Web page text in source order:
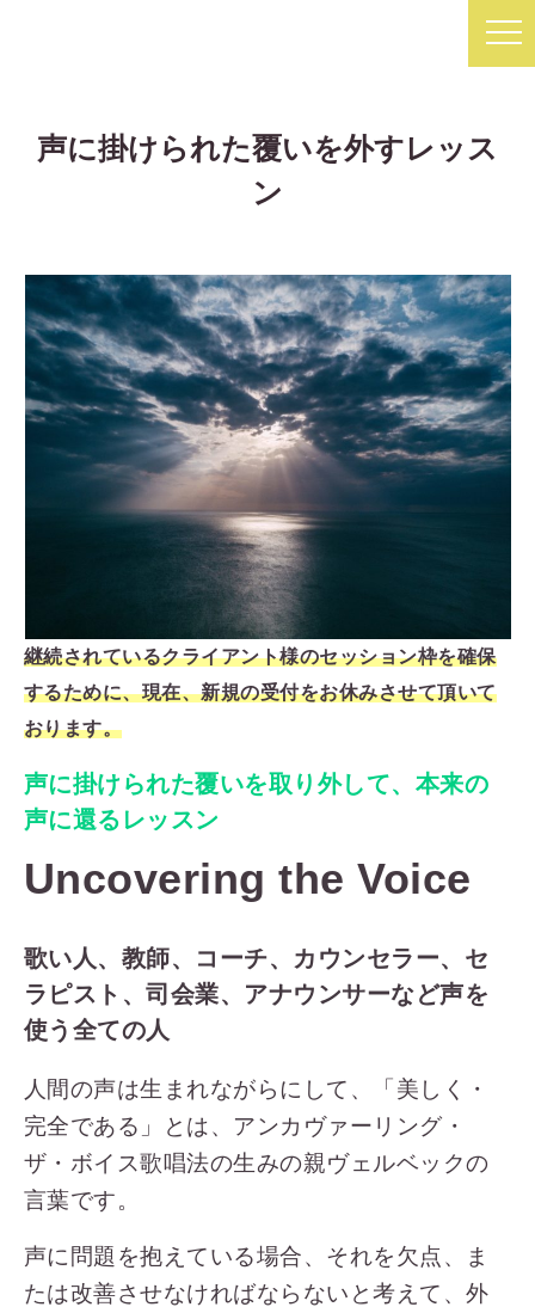
声に掛けられた覆いを外すレッス
ン
継続されているクライアント様のセッション枠を確保
するために、現在、新規の受付をお休みさせて頂いて
おります。
声に掛けられた覆いを取り外して、本来の
声に還るレッスン
Uncovering the Voice
歌い人、教師、コーチ、カウンセラー、セ
ラピスト、司会業、アナウンサーなど声を
使う全ての人
人間の声は生まれながらにして、「美しく・
完全である」とは、アンカヴァーリング・
ザ・ボイス歌唱法の生みの親ヴェルベックの
言葉です。
声に問題を抱えている場合、それを欠点、ま
たは改善させなければならないと考えて、外